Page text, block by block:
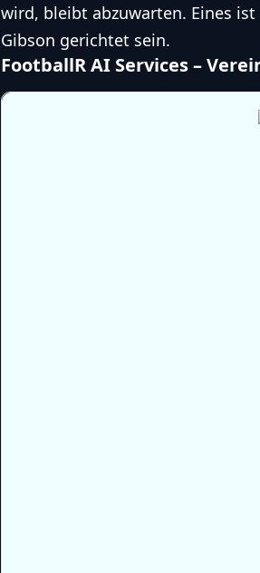
wird, bleibt abzuwarten. Eines
Gibson gerichtet sein.
FootballR AI Services –